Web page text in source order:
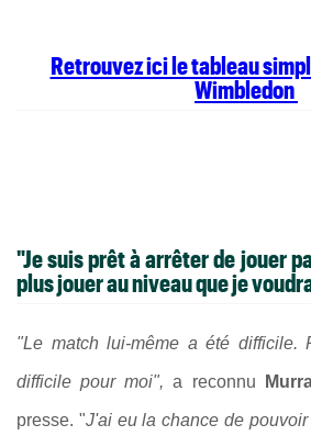
Retrouvez ici le tableau
Wimbledon
"Je suis prêt à arrêter de jouer
plus jouer au niveau que je
"Le match lui-même a été difficile.
difficile pour moi", a reconnu
presse. "J'ai eu la chance de